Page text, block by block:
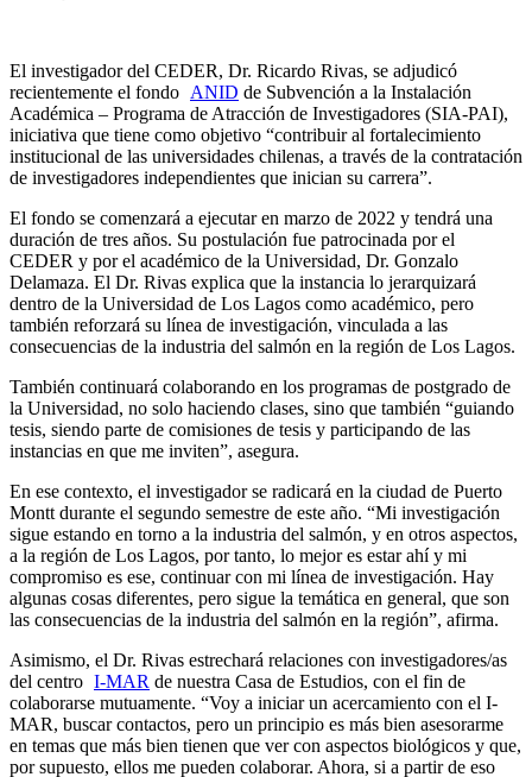
El investigador del CEDER, Dr. Ricardo Rivas, se adjudicó
recientemente el fondo ANID de Subvención a la Instalación
Académica – Programa de Atracción de Investigadores (SIA-PAI),
iniciativa que tiene como objetivo “contribuir al fortalecimiento
institucional de las universidades chilenas, a través de la contratación
de investigadores independientes que inician su carrera”.
El fondo se comenzará a ejecutar en marzo de 2022 y tendrá una
duración de tres años. Su postulación fue patrocinada por el
CEDER y por el académico de la Universidad, Dr. Gonzalo
Delamaza. El Dr. Rivas explica que la instancia lo jerarquizará
dentro de la Universidad de Los Lagos como académico, pero
también reforzará su línea de investigación, vinculada a las
consecuencias de la industria del salmón en la región de Los Lagos.
También continuará colaborando en los programas de postgrado de
la Universidad, no solo haciendo clases, sino que también “guiando
tesis, siendo parte de comisiones de tesis y participando de las
instancias en que me inviten”, asegura.
En ese contexto, el investigador se radicará en la ciudad de Puerto
Montt durante el segundo semestre de este año. “Mi investigación
sigue estando en torno a la industria del salmón, y en otros aspectos,
a la región de Los Lagos, por tanto, lo mejor es estar ahí y mi
compromiso es ese, continuar con mi línea de investigación. Hay
algunas cosas diferentes, pero sigue la temática en general, que son
las consecuencias de la industria del salmón en la región”, afirma.
Asimismo, el Dr. Rivas estrechará relaciones con investigadores/as
del centro I-MAR de nuestra Casa de Estudios, con el fin de
colaborarse mutuamente. “Voy a iniciar un acercamiento con el I-
MAR, buscar contactos, pero un principio es más bien asesorarme
en temas que más bien tienen que ver con aspectos biológicos y que,
por supuesto, ellos me pueden colaborar. Ahora, si a partir de eso